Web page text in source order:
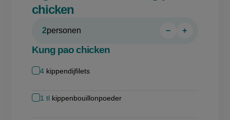
chicken
2personen
Persoon
−
Persoon
+
Kung pao chicken
4 kippendijfilets
1 tl kippenbouillonpoeder